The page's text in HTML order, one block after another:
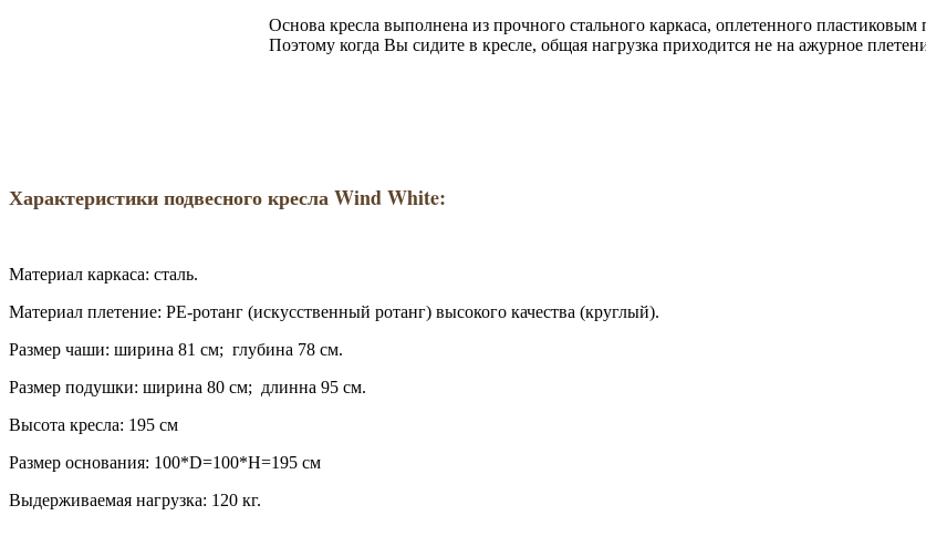
Основа кресла выполнена из прочного стального каркаса, оплетенного
Поэтому когда Вы сидите в кресле, общая нагрузка приходится не на ажурное
Характеристики подвесного кресла Wind White:
Материал каркаса: сталь.
Материал плетение: PE-ротанг (искусственный ротанг) высокого качества (круглый).
Размер чаши: ширина 81 см; глубина 78 см.
Размер подушки: ширина 80 см; длинна 95 см.
Высота кресла: 195 см
Размер основания: 100*D=100*H=195 см
Выдерживаемая нагрузка: 120 кг.